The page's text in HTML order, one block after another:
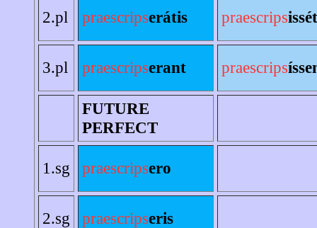
2.pl praescripserátis praescrips
3.pl praescripserant praescrips
FUTURE
PERFECT
1.sg praescripsero
2.sg praescripseris